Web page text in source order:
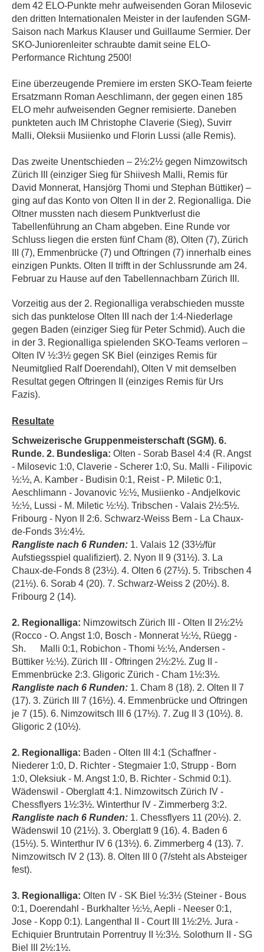
dem 42 ELO-Punkte mehr aufweisenden Goran Milosevic
den dritten Internationalen Meister in der laufenden SGM-
Saison nach Markus Klauser und Guillaume Sermier. Der
SKO-Juniorenleiter schraubte damitseine ELO-
Performance Richtung 2500!
Eine überzeugende Premiere im ersten SKO-Team feierte
Ersatzmann Roman Aeschlimann, der gegen einen 185
ELO mehr aufweisenden Gegner remisierte. Daneben
punkteten auch
IM Christophe Claverie (Sieg), Suvirr
Malli, Oleksii Musiienko und Florin Lussi (alle Remis).
Das zweite Unentschieden – 2½:2½ gegen Nimzowitsch
Zürich III (einziger Sieg für Shiivesh Malli, Remis für
David Monnerat, Hansjörg Thomi und Stephan Büttiker) –
ging auf das Konto von Olten II in der 2. Regionalliga. Die
Oltner mussten nach diesem Punktverlustdie
Tabellenführung an Cham abgeben. Eine Runde vor
Schluss liegen die ersten fünf Cham (8), Olten (7), Zürich
III (7), Emmenbrücke (7) und Oftringen (7) innerhalb eines
einzigen Punkts. Olten II trifft in der Schlussrunde am 24.
Februar zu Hause aufden Tabellennachbarn Zürich III.
Vorzeitig aus der 2. Regionalliga verabschieden musste
sich das punktelose Olten III nach der 1:4-Niederlage
gegen Baden (einziger Sieg für Peter Schmid). Auch die
in der 3. Regionalliga spielenden SKO-Teams verloren –
Olten IV ½:3½ gegen SK Biel (einziges Remis für
Neumitglied Ralf Doerendahl), Olten V mit demselben
Resultat gegen Oftringen II (einziges Remis für Urs
Fazis).
Resultate
Schweizerische Gruppenmeisterschaft (SGM). 6.
Runde. 2. Bundesliga: Olten - Sorab Basel 4:4 (R. Angst
- Milosevic 1:0, Claverie - Scherer 1:0, Su. Malli - Filipovic
½:½, A. Kamber - Budisin 0:1, Reist - P. Miletic 0:1,
Aeschlimann - Jovanovic ½:½, Musiienko - Andjelkovic
½:½, Lussi - M. Miletic ½:½). Tribschen - Valais 2½:5½.
Fribourg - Nyon II 2:6. Schwarz-Weiss Bern - La Chaux-
de-Fonds 3½:4½.
Rangliste nach 6 Runden: 1. Valais 12 (33½/für
Aufstiegsspiel qualifiziert). 2. Nyon II 9 (31½). 3. La
Chaux-de-Fonds 8 (23½). 4. Olten 6 (27½). 5. Tribschen 4
(21½). 6. Sorab 4 (20). 7. Schwarz-Weiss 2 (20½). 8.
Fribourg 2 (14).
2. Regionalliga: Nimzowitsch Zürich III - Olten II 2½:2½
(Rocco - O. Angst 1:0, Bosch - Monnerat ½:½, Rüegg -
Sh.
Malli 0:1, Robichon - Thomi ½:½, Andersen -
Büttiker ½:½). Zürich III - Oftringen 2½:2½. Zug II -
Emmenbrücke 2:3. Gligoric Zürich - Cham 1½:3½.
Rangliste nach 6 Runden: 1. Cham 8 (18). 2. Olten II 7
(17). 3. Zürich III 7 (16½). 4. Emmenbrücke und Oftringen
je 7 (15). 6. Nimzowitsch III 6 (17½). 7. Zug II 3 (10½). 8.
Gligoric 2 (10½).
2. Regionalliga: Baden - Olten III 4:1 (Schaffner -
Niederer 1:0, D. Richter - Stegmaier 1:0, Strupp - Born
1:0, Oleksiuk - M. Angst 1:0, B. Richter - Schmid 0:1).
Wädenswil - Oberglatt 4:1. Nimzowitsch Zürich IV -
Chessflyers 1½:3½. Winterthur IV - Zimmerberg 3:2.
Rangliste nach 6 Runden: 1. Chessflyers 11 (20½). 2.
Wädenswil 10 (21½). 3. Oberglatt 9 (16). 4. Baden 6
(15½). 5. Winterthur IV 6 (13½). 6. Zimmerberg 4 (13). 7.
Nimzowitsch IV 2 (13). 8. Olten III 0 (7/steht als Absteiger
fest).
3. Regionalliga: Olten IV - SK Biel ½:3½ (Steiner - Bous
0:1, Doerendahl - Burkhalter ½:½, Aepli - Neeser 0:1,
Jose - Kopp 0:1). Langenthal II - Court III 1½:2½. Jura -
Echiquier Bruntrutain Porrentruy II ½:3½. Solothurn II - SG
Biel III 2½:1½.